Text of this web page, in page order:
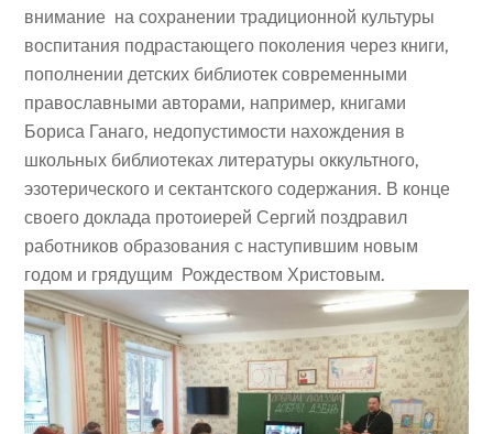
внимание на сохранении традиционной культуры
воспитания подрастающего поколения через книги,
пополнении детских библиотек современными
православными авторами, например, книгами
Бориса Ганаго, недопустимости нахождения в
школьных библиотеках литературы оккультного,
эзотерического и сектантского содержания. В конце
своего доклада протоиерей Сергий поздравил
работников образования с наступившим новым
годом и грядущим Рождеством Христовым.